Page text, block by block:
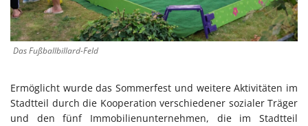
Das Fußballbillard-Feld
Ermöglicht wurde das Sommerfest und weitere Aktivitäten im
Stadtteil durch die Kooperation verschiedener sozialer Träger
und den fünf Immobilienunternehmen, die im Stadtteil